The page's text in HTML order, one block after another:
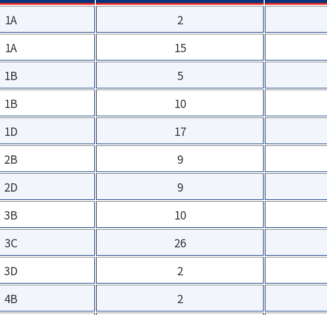
1A
2
1A
15
1B
5
1B
10
1D
17
2B
9
2D
9
3B
10
3C
26
3D
2
4B
2